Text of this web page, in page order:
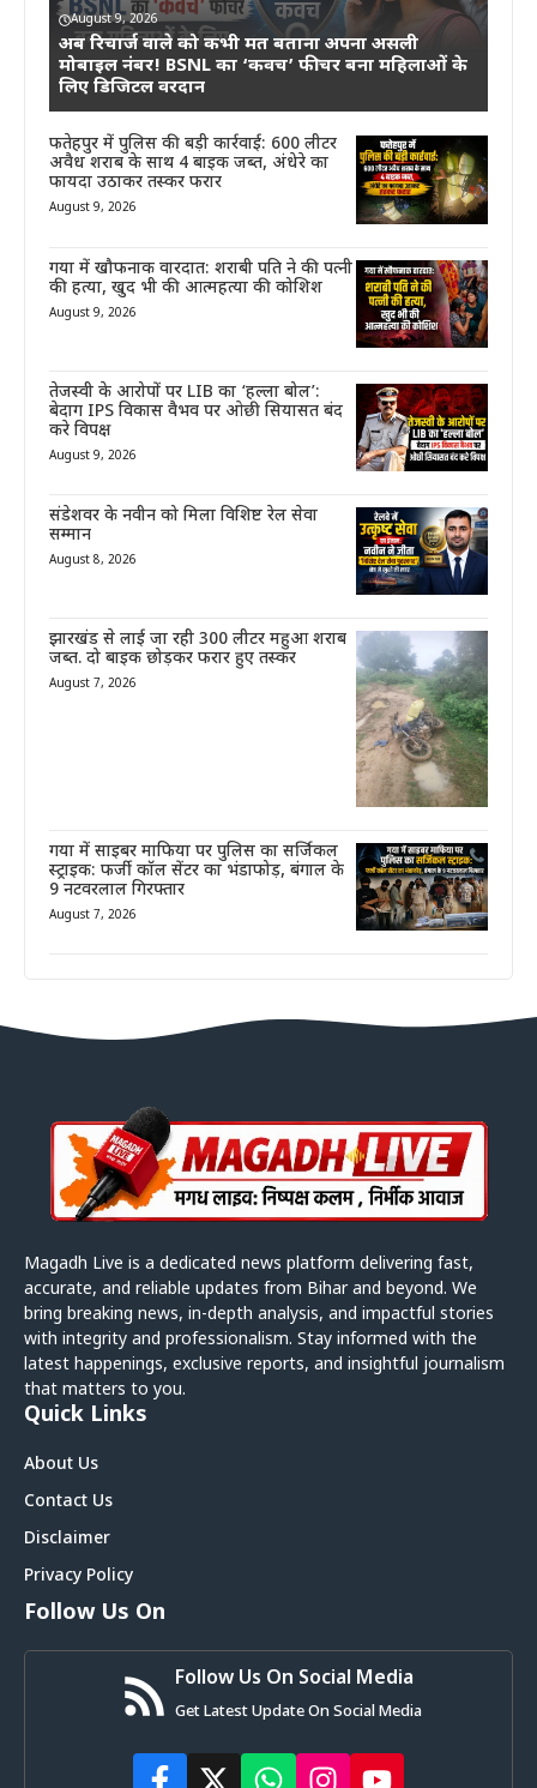
August 9, 2026
अब रिचार्ज वाले को कभी मत बताना अपना असली
मोबाइल नंबर! BSNL का ‘कवच’ फीचर बना महिलाओं के
लिए डिजिटल वरदान
फतेहपुर में पुलिस की बड़ी कार्रवाई: 600 लीटर
अवैध शराब के साथ 4 बाइक जब्त, अंधेरे का
फायदा उठाकर तस्कर फरार
August 9, 2026
गया में खौफनाक वारदात: शराबी पति ने की पत्नी
की हत्या, खुद भी की आत्महत्या की कोशिश
August 9, 2026
तेजस्वी के आरोपों पर LIB का ‘हल्ला बोल’:
बेदाग IPS विकास वैभव पर ओछी सियासत बंद
करे विपक्ष
August 9, 2026
संडेशवर के नवीन को मिला विशिष्ट रेल सेवा
सम्मान
August 8, 2026
झारखंड से लाई जा रही 300 लीटर महुआ शराब
जब्त. दो बाइक छोड़कर फरार हुए तस्कर
August 7, 2026
गया में साइबर माफिया पर पुलिस का सर्जिकल
स्ट्राइक: फर्जी कॉल सेंटर का भंडाफोड़, बंगाल के
9 नटवरलाल गिरफ्तार
August 7, 2026
Magadh Live is a dedicated news platform delivering fast,
accurate, and reliable updates from Bihar and beyond. We
bring breaking news, in-depth analysis, and impactful stories
with integrity and professionalism. Stay informed with the
latest happenings, exclusive reports, and insightful journalism
that matters to you.
Quick Links
About Us
Contact Us
Disclaimer
Privacy Policy
Follow Us On
Follow Us On Social Media
Get Latest Update On Social Media